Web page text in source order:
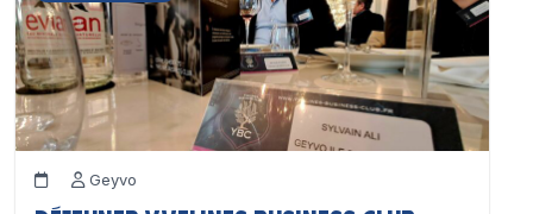
Geyvo